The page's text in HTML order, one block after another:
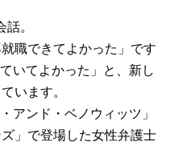
。
職できてよかった」です
いてよかった」と、新し
います。
アンド・ベノウィッツ」
」で登場した女性弁護士